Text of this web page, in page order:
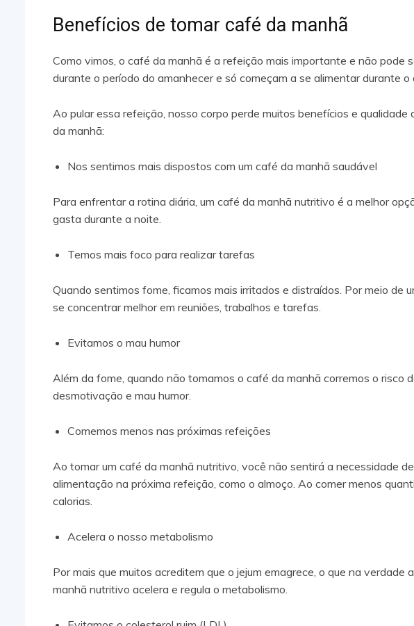
Benefícios de tomar café da manhã
Como vimos, o café da manhã é a refeição mais importante e não pode
durante o período do amanhecer e só começam a se alimentar durante o
Ao pular essa refeição, nosso corpo perde muitos benefícios e
da manhã:
Nos sentimos mais dispostos com um café da manhã saudável
Para enfrentar a rotina diária, um café da manhã nutritivo é a melhor
gasta durante a noite.
Temos mais foco para realizar tarefas
Quando sentimos fome, ficamos mais irritados e distraídos. Por meio de
se concentrar melhor em reuniões, trabalhos e tarefas.
Evitamos o mau humor
Além da fome, quando não tomamos o café da manhã corremos o risco
desmotivação e mau humor.
Comemos menos nas próximas refeições
Ao tomar um café da manhã nutritivo, você não sentirá a necessidade
alimentação na próxima refeição, como o almoço. Ao comer menos
calorias.
Acelera o nosso metabolismo
Por mais que muitos acreditem que o jejum emagrece, o que na verdade
manhã nutritivo acelera e regula o metabolismo.